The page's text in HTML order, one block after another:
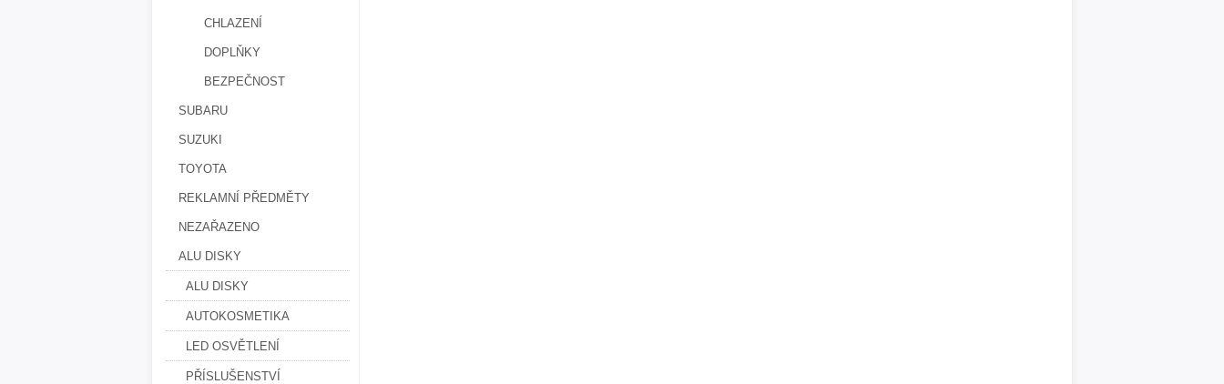
CHLAZENÍ
DOPLŇKY
BEZPEČNOST
SUBARU
SUZUKI
TOYOTA
REKLAMNÍ PŘEDMĚTY
NEZAŘAZENO
ALU DISKY
ALU DISKY
AUTOKOSMETIKA
LED OSVĚTLENÍ
PŘÍSLUŠENSTVÍ